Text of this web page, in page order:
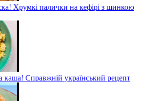
Хрумкі палички на кефірі з шинкою
каша! Справжній український рецепт